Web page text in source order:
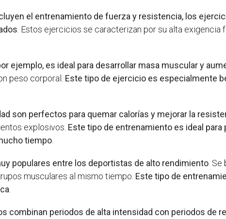
el entrenamiento de fuerza y resistencia, los
. Estos ejercicios se caracterizan por su alta
ejemplo, es ideal para desarrollar masa muscular y
peso corporal. Este tipo de ejercicio es especialmente
son perfectos para quemar calorías y mejorar la
explosivos. Este tipo de entrenamiento es ideal
tiempo
populares entre los deportistas de alto rendimiento .
musculares al mismo tiempo. Este tipo de
combinan periodos de alta intensidad con periodos de